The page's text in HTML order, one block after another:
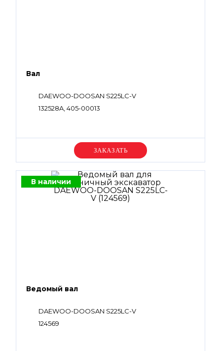
Вал
DAEWOO-DOOSAN S225LC-V
132528A, 405-00013
Уточняйте цену
В наличии
Ведомый вал
DAEWOO-DOOSAN S225LC-V
124569